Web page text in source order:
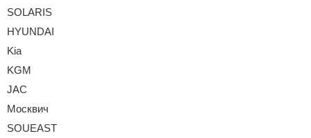
SOLARIS
HYUNDAI
Kia
KGM
JAC
Москвич
SOUEAST